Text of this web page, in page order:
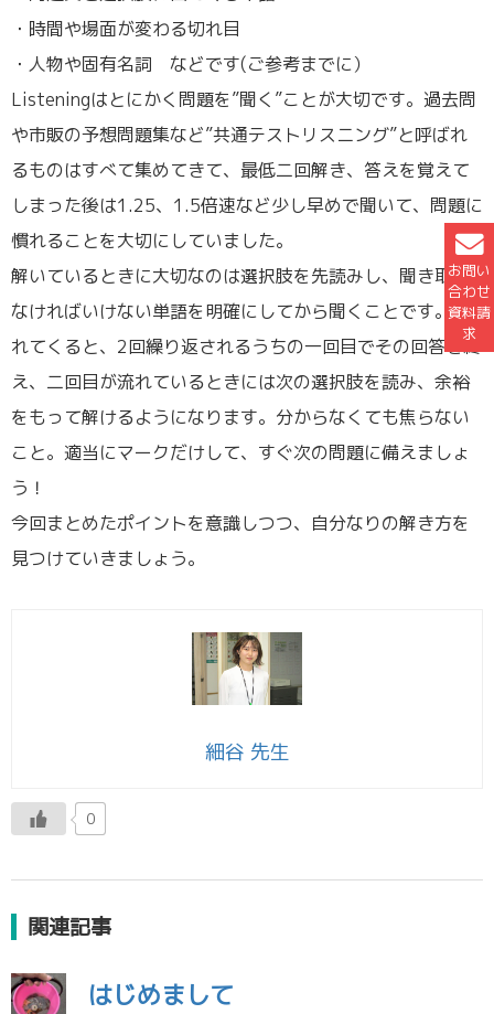
お問い
合わせ
資料請
求
・時間や場面が変わる切れ目
・人物や固有名詞 などです(ご参考までに）
Listeningはとにかく問題を”聞く”ことが大切です。過去問
や市販の予想問題集など”共通テストリスニング”と呼ばれ
るものはすべて集めてきて、最低二回解き、答えを覚えて
しまった後は1.25、1.5倍速など少し早めで聞いて、問題に
慣れることを大切にしていました。
解いているときに大切なのは選択肢を先読みし、聞き取ら
なければいけない単語を明確にしてから聞くことです。慣
れてくると、2回繰り返されるうちの一回目でその回答を終
え、二回目が流れているときには次の選択肢を読み、余裕
をもって解けるようになります。分からなくても焦らない
こと。適当にマークだけして、すぐ次の問題に備えましょ
う！
今回まとめたポイントを意識しつつ、自分なりの解き方を
見つけていきましょう。
細谷 先生
0
関連記事
はじめまして